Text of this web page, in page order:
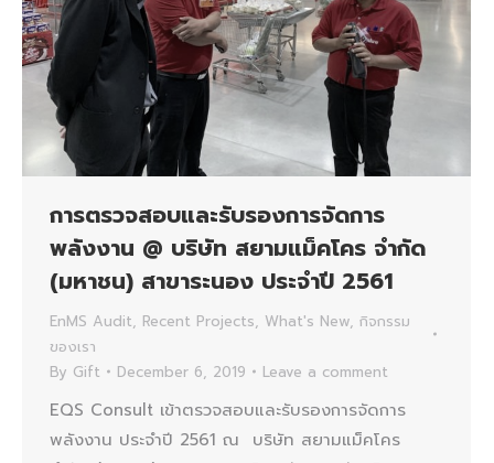
การตรวจสอบและรับรองการจัดการ
พลังงาน @ บริษัท สยามแม็คโคร จำกัด
(มหาชน) สาขาระนอง ประจำปี 2561
EnMS Audit, Recent Projects, What's New, กิจกรรม
ของเรา
By Gift December 6, 2019 Leave a comment
EQS Consult เข้าตรวจสอบและรับรองการจัดการ
พลังงาน ประจำปี 2561 ณ บริษัท สยามแม็คโคร